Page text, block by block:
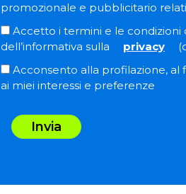
promozionale e pubblicitario
Accetto i termini e le condizioni
dell’informativa sulla
privacy
Acconsento alla profilazione, al
ai miei interessi e preferenze
Invia